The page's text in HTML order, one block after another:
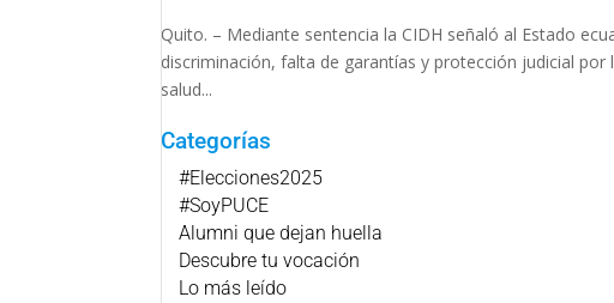
Quito. – Mediante sentencia la CIDH señaló al Estado
discriminación, falta de garantías y protección judicial
salud...
Categorías
#Elecciones2025
#SoyPUCE
Alumni que dejan huella
Descubre tu vocación
Lo más leído